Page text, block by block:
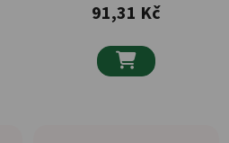
91,31 Kč
